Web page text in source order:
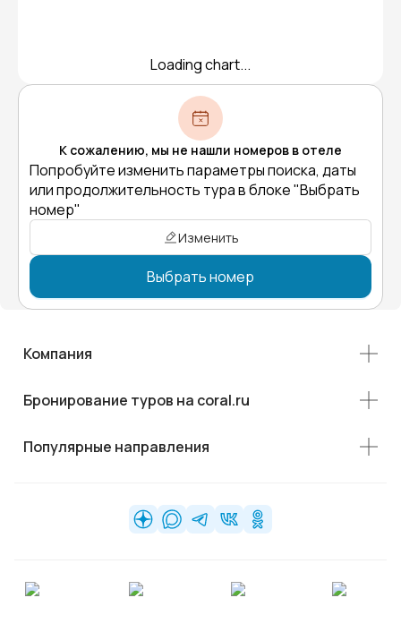
Loading chart...
К сожалению, мы не нашли номеров в отеле
Попробуйте изменить параметры поиска, даты
или продолжительность тура в блоке "Выбрать
номер"
Изменить
Выбрать номер
Компания
Бронирование туров на coral.ru
Популярные направления